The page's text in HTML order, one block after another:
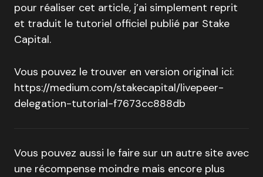
pour réaliser cet article, j’ai simplement reprit
et traduit le tutoriel officiel publié par Stake
Capital.
Vous pouvez le trouver en version original ici:
https://medium.com/stakecapital/livepeer-
delegation-tutorial-f7673cc888db
Vous pouvez aussi le faire sur un autre site avec
une récompense moindre mais encore plus